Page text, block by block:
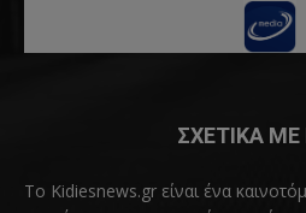
ΣΧΕΤΙΚΑ
Το Kidiesnews.gr είναι ένα